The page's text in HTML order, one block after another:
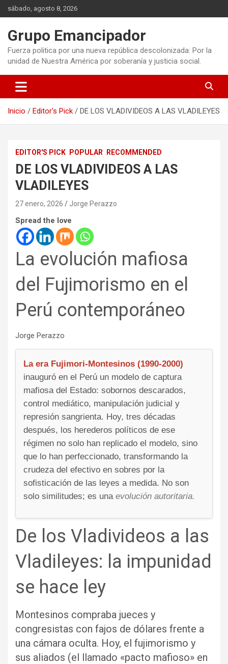
Saltar
al
sábado, agosto 8, 2026
Grupo Emancipador
Fuerza politica por una nueva república descolonizada: Por la
unidad de Nuestra América por soberanía y justicia social.
Inicio Editor's Pick DE LOS VLADIVIDEOS A LAS VLADILEYES
EDITOR'S PICK POPULAR RECOMMENDED
DE LOS VLADIVIDEOS A LAS
VLADILEYES
27 enero, 2026 Jorge Perazzo
Spread the love
La evolución mafiosa
del Fujimorismo en el
Perú contemporáneo
Jorge Perazzo
La era Fujimori-Montesinos (1990-2000)
inauguró en el Perú un modelo de captura
mafiosa del Estado: sobornos descarados,
control mediático, manipulación judicial y
represión sangrienta. Hoy, tres décadas
después, los herederos políticos de ese
régimen no solo han replicado el modelo, sino
que lo han perfeccionado, transformando la
crudeza del efectivo en sobres por la
sofisticación de las leyes a medida. No son
solo similitudes; es una evolución autoritaria.
De los Vladivideos a las
Vladileyes: la impunidad
se hace ley
Montesinos compraba jueces y
congresistas con fajos de dólares frente a
una cámara oculta. Hoy, el fujimorismo y
sus aliados (el llamado «pacto mafioso» en